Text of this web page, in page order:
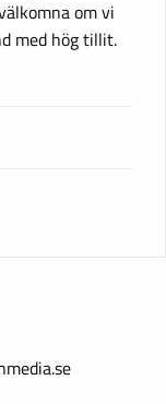
om vi
med hög tillit.